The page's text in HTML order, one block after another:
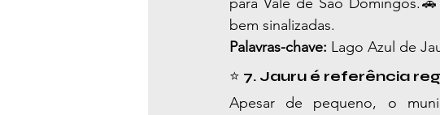
bem sinalizadas.
Palavras-chave: Lago Azul de
⭐ 7. Jauru é referência
Apesar de pequeno, o